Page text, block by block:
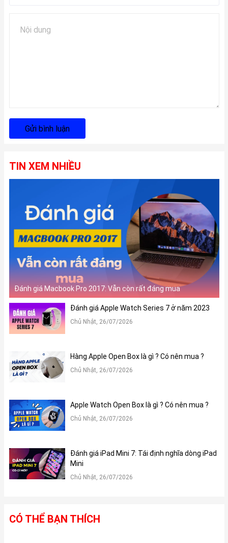
Gửi bình luận
TIN XEM NHIỀU
Đánh giá Macbook Pro 2017: Vẫn còn rất đáng mua
Đánh giá Apple Watch Series 7 ở năm 2023
Chủ Nhật, 26/07/2026
Hàng Apple Open Box là gì ? Có nên mua ?
Chủ Nhật, 26/07/2026
Apple Watch Open Box là gì ? Có nên mua ?
Chủ Nhật, 26/07/2026
Đánh giá iPad Mini 7: Tái định nghĩa dòng iPad
Mini
Chủ Nhật, 26/07/2026
CÓ THỂ BẠN THÍCH